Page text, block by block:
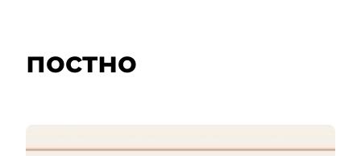
постно